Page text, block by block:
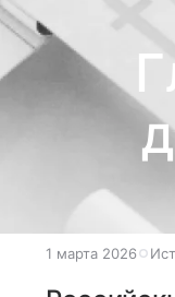
1 марта 2026